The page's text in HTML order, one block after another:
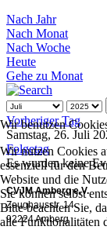
Nach Jahr
Nach Monat
Nach Woche
Heute
Gehe zu Monat
Vorheriger Tag
Samstag, 26. Juli
Folgetag
Es wurden keine
CVJM Amberg e.V.
Zeughausstr. 14
92224 Amberg
Wir benutzen
Wir nutzen Cookies
essenziell für den
Website und die
Sie können selbst
Bitte beachten Sie,
alle Funktionalitäten